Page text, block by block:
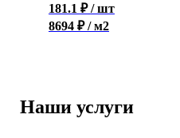
181.1 ₽ / шт
8694 ₽ / м2
Наши услуги